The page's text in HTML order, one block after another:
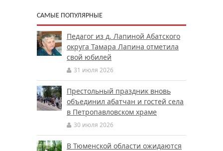
САМЫЕ ПОПУЛЯРНЫЕ
Педагог из д. Лапиной Абатского
округа Тамара Лапина отметила
свой юбилей
31 июля 2026
Престольный праздник вновь
объединил абатчан и гостей села
в Петропавловском храме
30 июля 2026
В Тюменской области ожидаются